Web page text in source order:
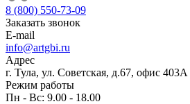
8 (800) 550-73-09
Заказать звонок
E-mail
info@artgbi.ru
Адрес
г. Тула, ул. Советская, д.67, офис 403А
Режим работы
Пн - Вс: 9.00 - 18.00